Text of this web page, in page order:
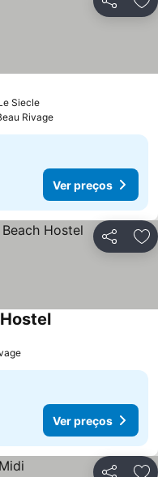
Partilhar
Siecle
Rivage
Ver preços
Partilhar
Ver preços